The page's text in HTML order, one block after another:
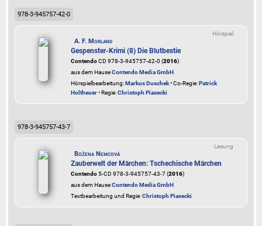
978-3-945757-42-0
Hörspiel
A. F. Morland
Gespenster-Krimi (8) Die Blutbestie
ContendoCD 978-3-945757-42-0 (2016)
aus dem HauseContendo Media GmbH
Hörspielbearbeitung:Markus Duschek• Co-Regie:Patrick
Holtheuer• Regie:Christoph Piasecki
978-3-945757-43-7
Lesung
Božena Nemcová
Zauberwelt der Märchen: Tschechische Märchen
Contendo5-CD 978-3-945757-43-7 (2016)
aus dem HauseContendo Media GmbH
Textbearbeitung und Regie:Christoph Piasecki